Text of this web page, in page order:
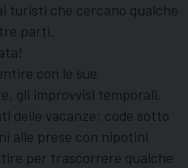
turisti che cercano qualche
parti.
con le sue
gli improvvisi temporali.
delle vacanze: code sotto
alle prese con nipotini
per trascorrere qualche